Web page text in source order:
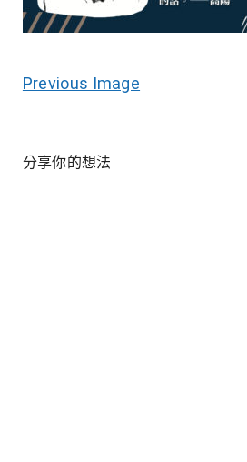
Previous Image
分享你的想法